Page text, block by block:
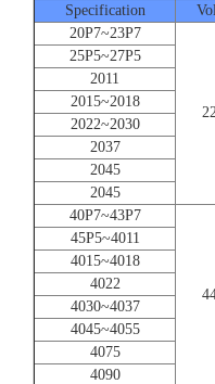
Specification
20P7~23P7
25P5~27P5
2011
2015~2018
2022~2030
2037
2045
2045
40P7~43P7
45P5~4011
4015~4018
4022
4030~4037
4045~4055
4075
4090